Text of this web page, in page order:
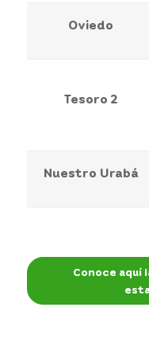
Oviedo
Tesoro 2
Nuestro Urabá
Conoce aquí